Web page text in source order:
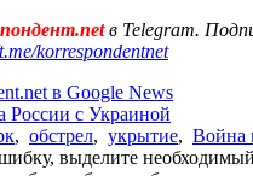
в Telegram.
korrespondentnet
в Google News
России с Украиной
, обстрел, укрытие, Война
выделите